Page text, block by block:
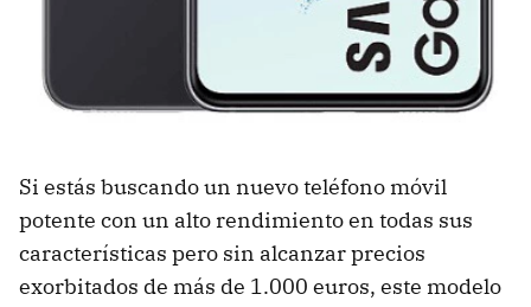
Si estás buscando un nuevo teléfono móvil
potente con un alto rendimiento en todas sus
características pero sin alcanzar precios
exorbitados de más de 1.000 euros, este modelo